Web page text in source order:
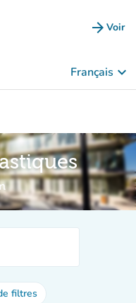
arrow_forward Voir
Français keyboard_arrow_down
filtres